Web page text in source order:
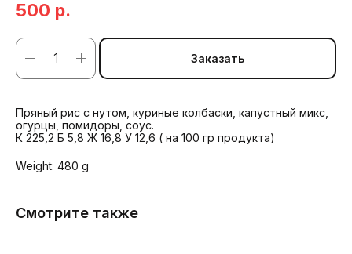
500 р.
Заказать
Пряный рис с нутом, куриные колбаски, капустный микс,
огурцы, помидоры, соус.
К 225,2 Б 5,8 Ж 16,8 У 12,6 ( на 100 гр продукта)
Weight: 480 g
Смотрите также